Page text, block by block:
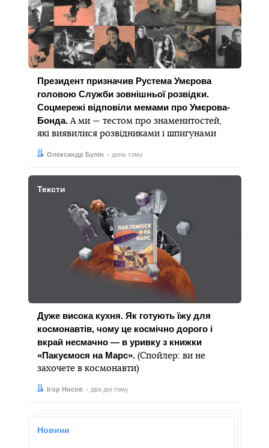
Президент призначив Рустема Умєрова
головою Служби зовнішньої розвідки.
Соцмережі відповіли мемами про Умєрова-
Бонда.А ми — тестом про знаменитостей,
які виявилися розвідниками і шпигунами
Автор:
Олександр Булін
Дата: день тому
Тексти
Дуже висока кухня. Як готують їжу для
космонавтів, чому це космічно дорого і
вкрай несмачно — в уривку з книжки
«Пакуємося на Марс». (Спойлер: ви не
захочете в космонавти)
Автор:Ігор Носов
Дата: два дні тому
Новини